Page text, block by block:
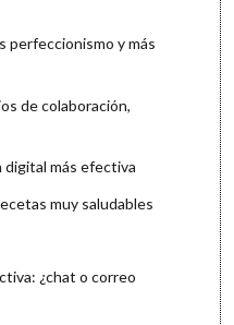
perfeccionismo y más
de colaboración,
digital más efectiva
muy saludables
¿chat o correo